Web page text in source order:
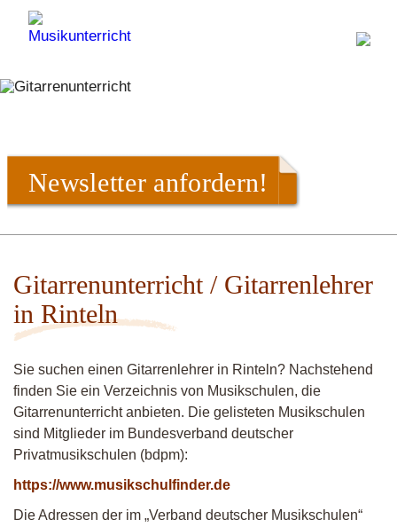
Newsletter anfordern!
Gitarrenunterricht / Gitarrenlehrer
in Rinteln
Sie suchen einen Gitarrenlehrer in Rinteln? Nachstehend
finden Sie ein Verzeichnis von Musikschulen, die
Gitarrenunterricht anbieten. Die gelisteten Musikschulen
sind Mitglieder im Bundesverband deutscher
Privatmusikschulen (bdpm):
https://www.musikschulfinder.de
Die Adressen der im „Verband deutscher Musikschulen“